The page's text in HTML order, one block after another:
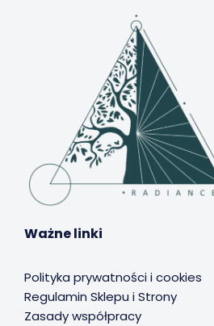
Ważne linki
Polityka prywatności i cookies
Regulamin Sklepu i Strony
Zasady współpracy